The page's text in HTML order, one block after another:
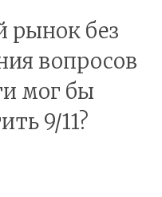
рынок без
вопросов
мог бы
9/11?